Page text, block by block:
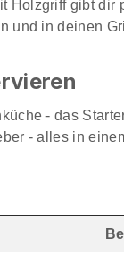
Holzgriff gibt
und in deinen
- das
- alles in